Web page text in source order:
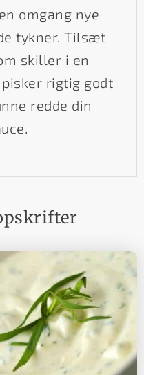
omgang nye
tykner. Tilsæt
skiller i en
rigtig godt
redde din